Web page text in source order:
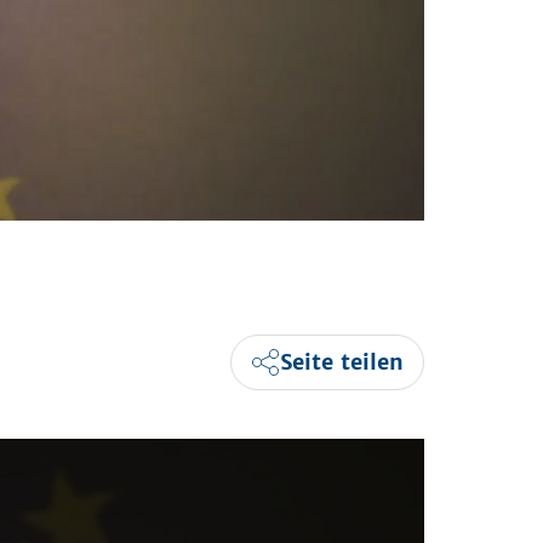
Seite teilen